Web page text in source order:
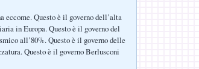
Questo è il governo dell’alta
in Europa. Questo è il governo del
all’80%. Questo è il governo delle
Questo è il governo Berlusconi